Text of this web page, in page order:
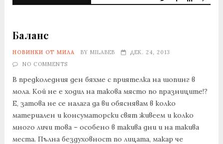
Баланс
НОВИНКИ ОТ МИЛА BY MILABEB
ДЕК. 24, 2013
NO COMMENTS
В предколедния ден бяхме с приятелка на шопинг в
мола. Кой не е ходил на такова място по празниците!?
Е, затова не се налага да ви обяснявам в колко
материален и консуматорски свят живеем и колко
много личи това – особено в такива дни и на такива
места. Пълна бездуховност по лицата, макар че